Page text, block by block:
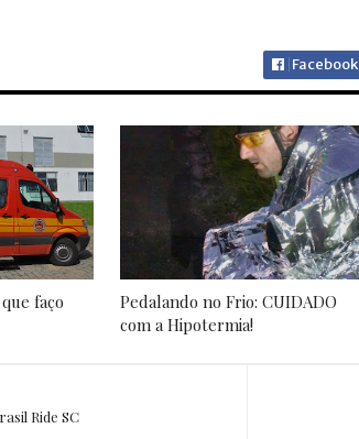
Facebook
faço
Pedalando no Frio: CUIDADO
com a Hipotermia!
Ride SC